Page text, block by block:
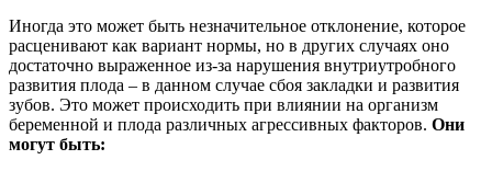
Иногда это может быть незначительное отклонение, которое
расценивают как вариант нормы, но в других случаях оно
достаточно выраженное из-за нарушения внутриутробного
развития плода – в данном случае сбоя закладки и развития
зубов. Это может происходить при влиянии на организм
беременной и плода различных агрессивных факторов. Они
могут быть: